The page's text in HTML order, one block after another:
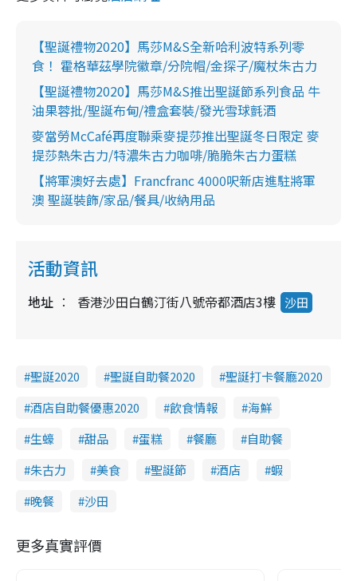
【聖誕禮物2020】馬莎M&S全新哈利波特系列零
食！ 霍格華茲學院徽章/分院帽/金探子/魔杖朱古力
【聖誕禮物2020】馬莎M&S推出聖誕節系列食品 牛
油果蓉批/聖誕布甸/禮盒套裝/發光雪球氈酒
麥當勞McCafé再度聯乘麥提莎推出聖誕冬日限定 麥
提莎熱朱古力/特濃朱古力咖啡/脆脆朱古力蛋糕
【將軍澳好去處】Francfranc 4000呎新店進駐將軍
澳 聖誕裝飾/家品/餐具/收納用品
活動資訊
地址 香港沙田白鶴汀街八號帝都酒店3樓 沙田
聖誕2020 聖誕自助餐2020
聖誕打卡餐廳2020
酒店自助餐優惠2020
飲食情報
海鮮
生蠔
甜品 蛋糕 餐廳
自助餐
朱古力
美食 聖誕節 酒店
蝦
晚餐
沙田
更多真實評價